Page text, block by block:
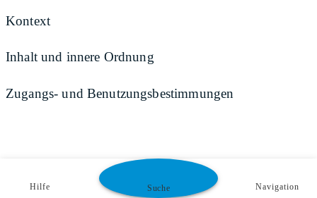
Kontext
Inhalt und innere Ordnung
Zugangs- und Benutzungsbestimmungen
Hilfe Suche Navigation